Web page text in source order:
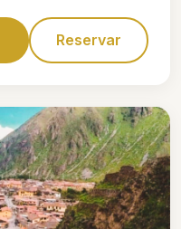
Reservar